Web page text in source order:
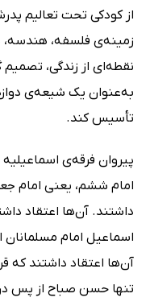
از کودکی تحت تعالیم
زمینه‌ی فلسفه،
نقطه‌ای از زندگی،
به‌عنوان یک شیعه‌ی
تأسیس کند.
پیروان فرقه‌ی
امام ششم، یعنی امام
داشتند. آن‌ها اعتقاد
اسماعیل امام
آن‌ها اعتقاد داشتند
تنها حسن صباح از پس